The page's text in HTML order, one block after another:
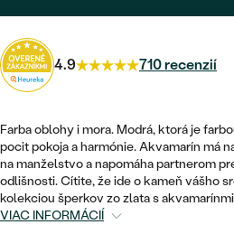
VYKROJENÉ
NETRADIČNÉ
TEPANÉ
OBRÚČOK
NETRADIČNÉ
ZOSTAVTE SI PRSTEŇ
ZAČAŤ S PRSTEŇOM
PRSTENE
PRÍVESKY
NÁRAMKY
SETY
PÁNSKE ŠPERKY
MINIMALISTICKÉ
SOLITÉR
V TVARE SRDCA
SOLITÉR
NARODENIE DIEŤAŤA
PERSONALIZOVANÉ
SO ZNAMENÍM
MINIMALISTICKÉ
PLATINOVÉ
ETERNITY
MINIMALISTICKÉ
4.9 710 recenzií
Farba oblohy i mora. Modrá, ktorá je
pocit pokoja a harmónie. Akvamarín má
na manželstvo a napomáha partnerom
odlišnosti. Cítite, že ide o kameň vášho
kolekciou šperkov zo zlata s
VIAC INFORMÁCIÍ